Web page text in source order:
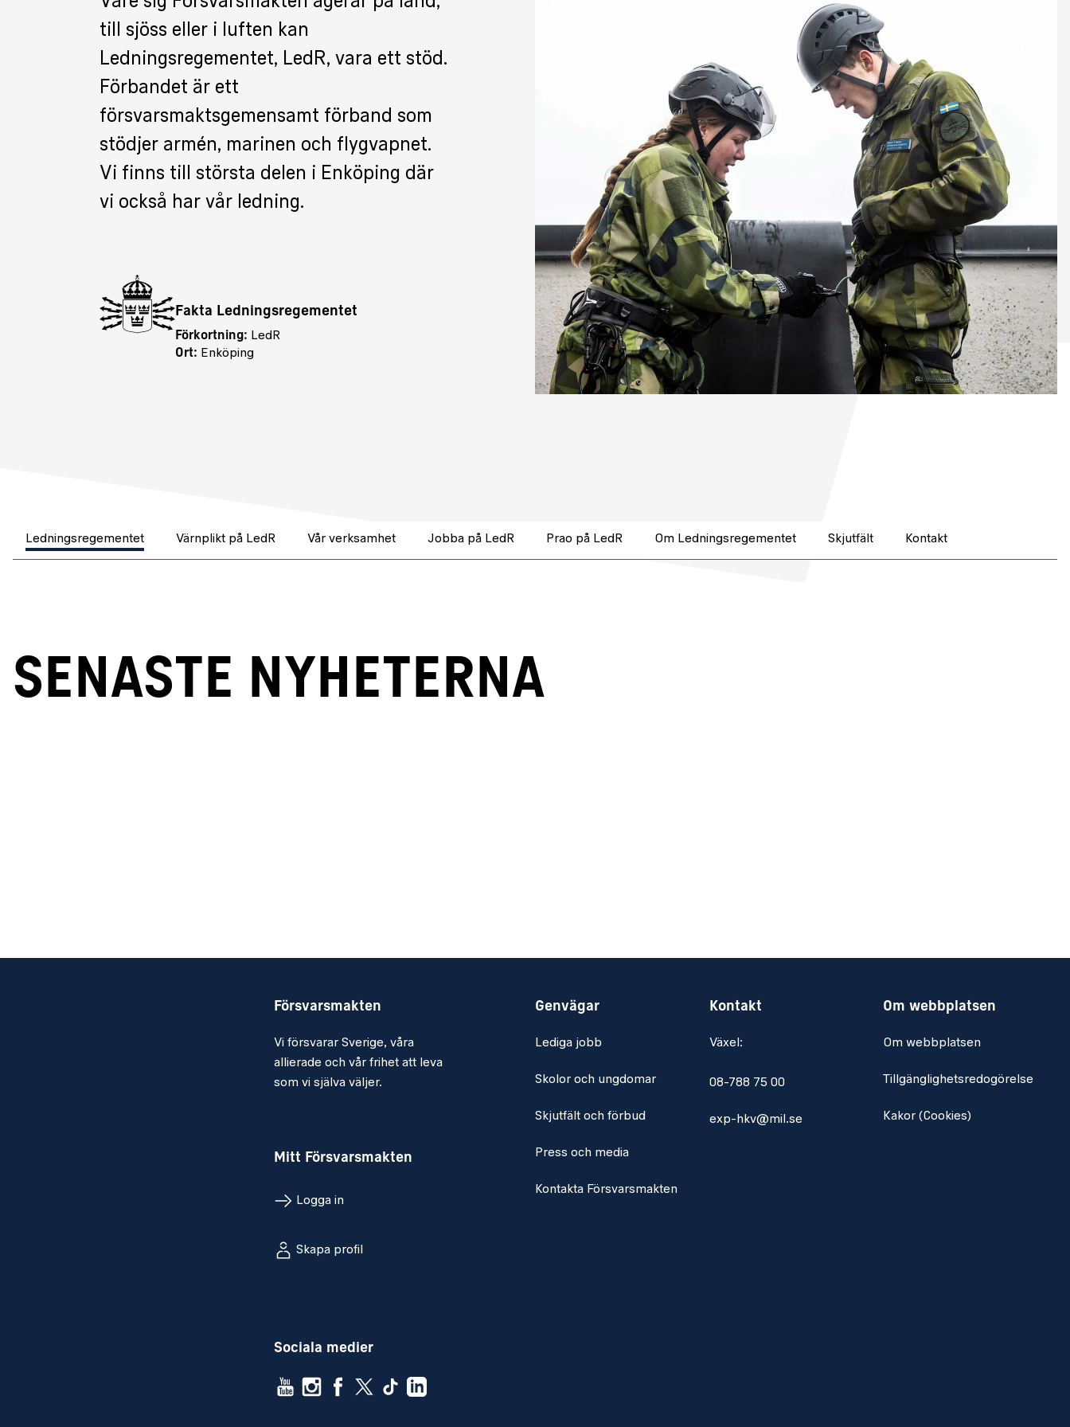
till sjöss eller i luften kan
Ledningsregementet, LedR, vara ett stöd.
Förbandet är ett
försvarsmaktsgemensamt förband som
stödjer armén, marinen och flygvapnet.
Vi finns till största delen i Enköping där
vi också har vår ledning.
Fakta Ledningsregementet
Förkortning: LedR
Ort: Enköping
Ledningsregementet Värnplikt på LedR Vår verksamhet Jobba på LedR Prao på LedR Om Ledningsregementet Skjutfält Kontakt
SENASTE NYHETERNA
Försvarsmakten
Vi försvarar Sverige, våra
allierade och vår frihet att leva
som vi själva väljer.
Mitt Försvarsmakten
Logga in
Skapa profil
Sociala medier
Genvägar
Lediga jobb
Skolor och ungdomar
Skjutfält och förbud
Press och media
Kontakta Försvarsmakten
Kontakt
Växel:
08-788 75 00
exp-hkv@mil.se
Om webbplatsen
Om webbplatsen
Tillgänglighetsredogörelse
Kakor (Cookies)